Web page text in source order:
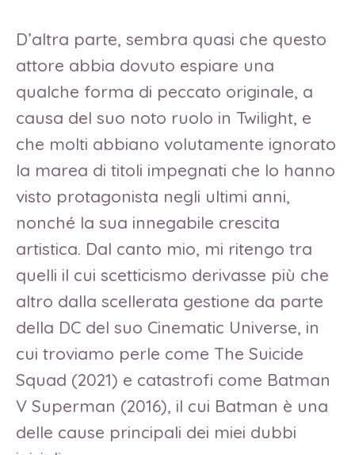
D’altra parte, sembra quasi che questo
attore abbia dovuto espiare una
qualche forma di peccato originale, a
causa del suo noto ruolo in Twilight, e
che molti abbiano volutamente ignorato
la marea di titoli impegnati che lo hanno
visto protagonista negli ultimi anni,
nonché la sua innegabile crescita
artistica. Dal canto mio, mi ritengo tra
quelli il cui scetticismo derivasse più che
altro dalla scellerata gestione da parte
della DC del suo Cinematic Universe, in
cui troviamo perle come The Suicide
Squad (2021) e catastrofi come Batman
V Superman (2016), il cui Batman è una
delle cause principali dei miei dubbi